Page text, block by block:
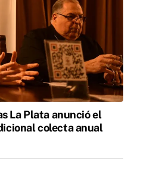
La Plata anunció el
colecta anual